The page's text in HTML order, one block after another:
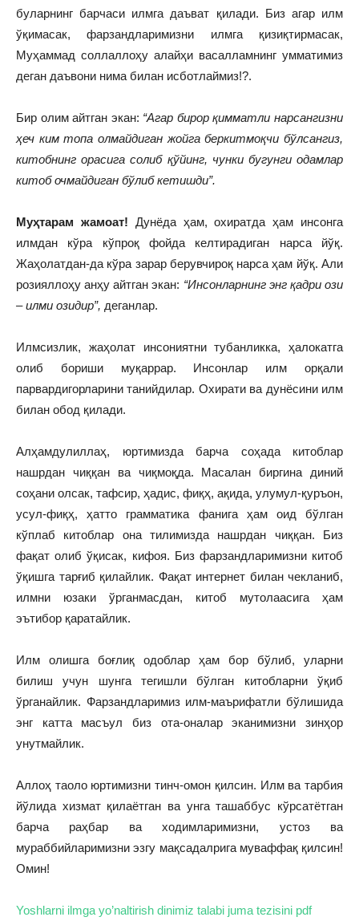
буларнинг барчаси илмга даъват қилади. Биз агар илм
ўқимасак, фарзандларимизни илмга қизиқтирмасак,
Муҳаммад соллаллоҳу алайҳи васалламнинг умматимиз
деган даъвони нима билан исботлаймиз!?.
Бир олим айтган экан: “Агар бирор қимматли нарсангизни
ҳеч ким топа олмайдиган жойга беркитмоқчи бўлсангиз,
китобнинг орасига солиб қўйинг, чунки бугунги одамлар
китоб очмайдиган бўлиб кетишди”.
Муҳтарам жамоат! Дунёда ҳам, охиратда ҳам инсонга
илмдан кўра кўпроқ фойда келтирадиган нарса йўқ.
Жаҳолатдан-да кўра зарар берувчироқ нарса ҳам йўқ. Али
розияллоҳу анҳу айтган экан: “Инсонларнинг энг қадри ози
– илми озидир”, деганлар.
Илмсизлик, жаҳолат инсониятни тубанликка, ҳалокатга
олиб бориши муқаррар. Инсонлар илм орқали
парвардигорларини танийдилар. Охирати ва дунёсини илм
билан обод қилади.
Алҳамдулиллаҳ, юртимизда барча соҳада китоблар
нашрдан чиққан ва чиқмоқда. Масалан биргина диний
соҳани олсак, тафсир, ҳадис, фиқҳ, ақида, улумул-қуръон,
усул-фиқҳ, ҳатто грамматика фанига ҳам оид бўлган
кўплаб китоблар она тилимизда нашрдан чиққан. Биз
фақат олиб ўқисак, кифоя. Биз фарзандларимизни китоб
ўқишга тарғиб қилайлик. Фақат интернет билан чекланиб,
илмни юзаки ўрганмасдан, китоб мутолаасига ҳам
эътибор қаратайлик.
Илм олишга боғлиқ одоблар ҳам бор бўлиб, уларни
билиш учун шунга тегишли бўлган китобларни ўқиб
ўрганайлик. Фарзандларимиз илм-маърифатли бўлишида
энг катта масъул биз ота-оналар эканимизни зинҳор
унутмайлик.
Аллоҳ таоло юртимизни тинч-омон қилсин. Илм ва тарбия
йўлида хизмат қилаётган ва унга ташаббус кўрсатётган
барча раҳбар ва ходимларимизни, устоз ва
мураббийларимизни эзгу мақсадалрига муваффақ қилсин!
Омин!
Yoshlarni ilmga yo’naltirish dinimiz talabi juma tezisini pdf